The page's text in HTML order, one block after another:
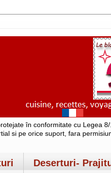
în conformitate cu Legea
si pe orice suport, fara
Deserturi-